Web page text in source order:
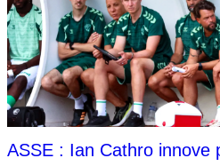
ASSE : Ian Cathro innove